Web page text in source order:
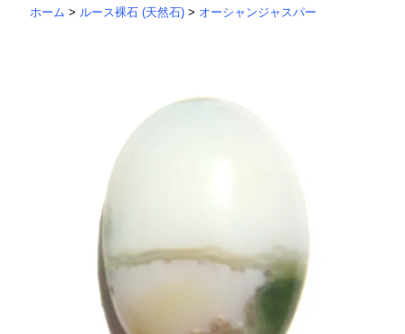
ホーム > ルース裸石 (天然石) > オーシャンジャスパー